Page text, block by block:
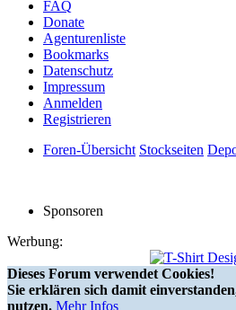
FAQ
Donate
Agenturenliste
Bookmarks
Datenschutz
Impressum
Anmelden
Registrieren
Foren-Übersicht Stockseiten
Sponsoren
Werbung:
Dieses Forum verwendet Cookies!
Sie erklären sich damit
nutzen. Mehr Infos